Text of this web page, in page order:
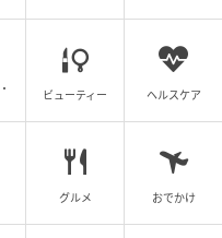
ばしいことでしょ
ラちゃんが最もファッ
タイルがお好きです
、この大人っぽいはず
ごい！
ビューティー ヘルスケア
グルメ おでかけ